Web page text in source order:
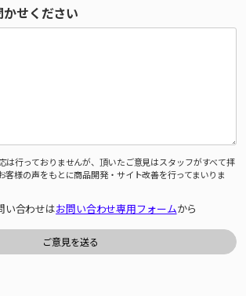
せください
は行っておりませんが、頂いたご意見はスタッフがすべて拝
客様の声をもとに商品開発・サイト改善を行ってまいりま
い合わせはお問い合わせ専用フォームから